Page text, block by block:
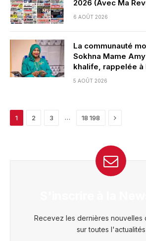
2026 (Avec Ma
6 AOÛT 2026
La communauté
Sokhna Mame
khalife, rappelée à
5 AOÛT 2026
1 2 3 … 18 198 Next
Recevez les dernières nouvelles
sur toutes l'actualités